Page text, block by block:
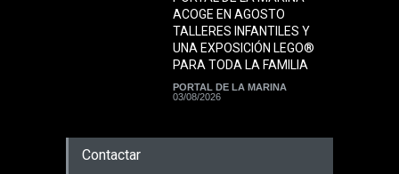
ACOGE EN AGOSTO
TALLERES INFANTILES Y
UNA EXPOSICIÓN LEGO®
PARA TODA LA FAMILIA
PORTAL DE LA MARINA
03/08/2026
Contactar